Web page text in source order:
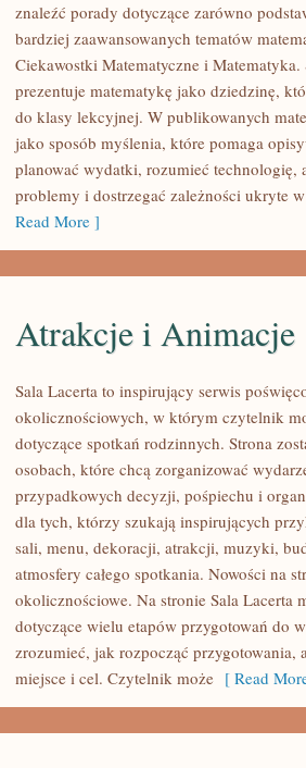
ZABAWY
LICZBAMI
znaleźć porady dotyczące zarówno
bardziej zaawansowanych tematów
Ciekawostki Matematyczne i
prezentuje matematykę jako dziedzinę,
do klasy lekcyjnej. W publikowanych
jako sposób myślenia, które pomaga
planować wydatki, rozumieć technologię,
problemy i dostrzegać zależności ukryte
Read More ]
ATRAKCJE
ANIMACJE
Atrakcje i Animacje
Sala Lacerta to inspirujący serwis
okolicznościowych, w którym czytelnik
dotyczące spotkań rodzinnych. Strona
osobach, które chcą zorganizować
przypadkowych decyzji, pośpiechu i
dla tych, którzy szukają inspirujących
sali, menu, dekoracji, atrakcji, muzyki,
atmosfery całego spotkania. Nowości na
okolicznościowe. Na stronie Sala Lacerta
dotyczące wielu etapów przygotowań do
zrozumieć, jak rozpocząć przygotowania,
miejsce i cel. Czytelnik może [ Read